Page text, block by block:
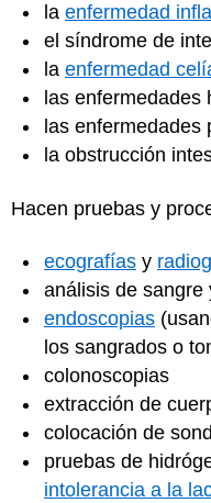
la enfermedad
el síndrome de
la enfermedad
las enfermedades
las enfermedades
la obstrucción
Hacen pruebas y
ecografías y
análisis de sangre
endoscopias
los sangrados o
colonoscopias
extracción de
colocación de
pruebas de
intolerancia a la